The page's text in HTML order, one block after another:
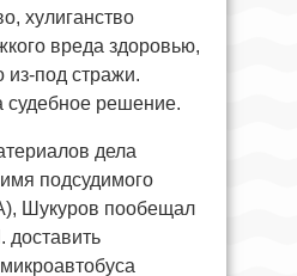
хулиганство
вреда здоровью,
из-под стражи.
судебное решение.
дела
подсудимого
Шукуров пообещал